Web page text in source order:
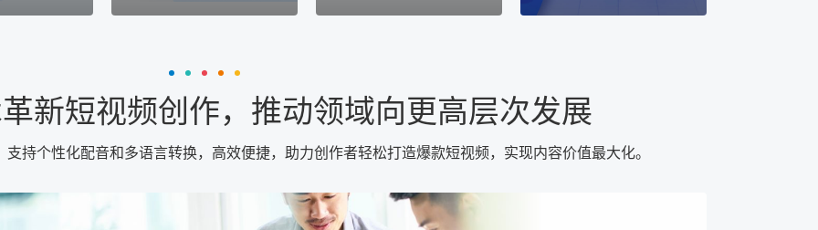
新短视频创作，推动领域向更高层次发展
持个性化配音和多语言转换，高效便捷，助力创作者轻松打造爆款短视频，实现内容价值最大化。